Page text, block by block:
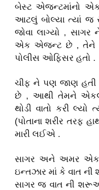
બેસ્ટ એજન્ટમાંનો
આટલું બોલ્યા ત્યાં જ
જોવા લાગ્યો ,
એક એજન્ટ છે , તેને
પોલીસ ઓફિસર હતો .
ચીફ ને પણ જાણ હતી
છે , આથી તેમને
થોડી વાતો કરી
(પોતાના શરીર તરફ
મારી લઈએ .
સાગર અને અમર એક
ઇન્તઝાર માં કે વાત
સાગર જ વાત ની